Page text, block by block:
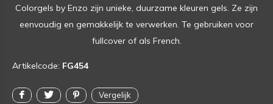
Colorgels by Enzo zijn unieke, duurzame kleuren gels. Ze zijn
eenvoudig en gemakkelijk te verwerken. Te gebruiken voor
fullcover of als French.
Artikelcode: FG454
Vergelijk